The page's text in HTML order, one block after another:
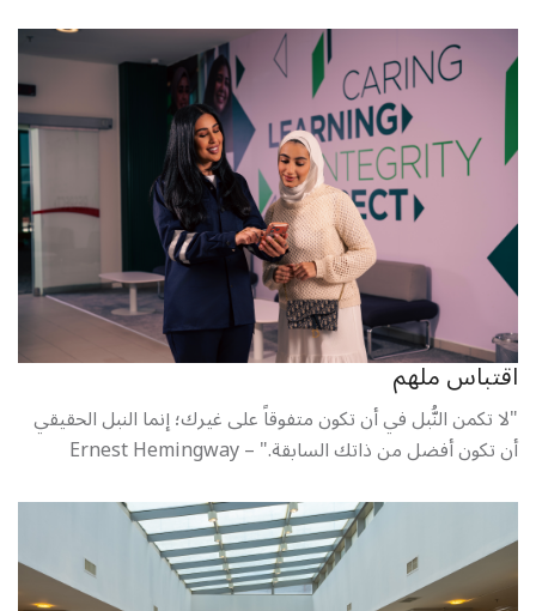
اقتباس ملهم
"لا تكمن النُّبل في أن تكون متفوقاً على غيرك؛ إنما النبل الحقيقي
أن تكون أفضل من ذاتك السابقة." – Ernest Hemingway